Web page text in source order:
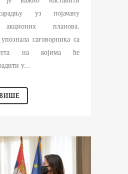
уз појачану
акционих планова.
саговорника са
на којима ће
у...